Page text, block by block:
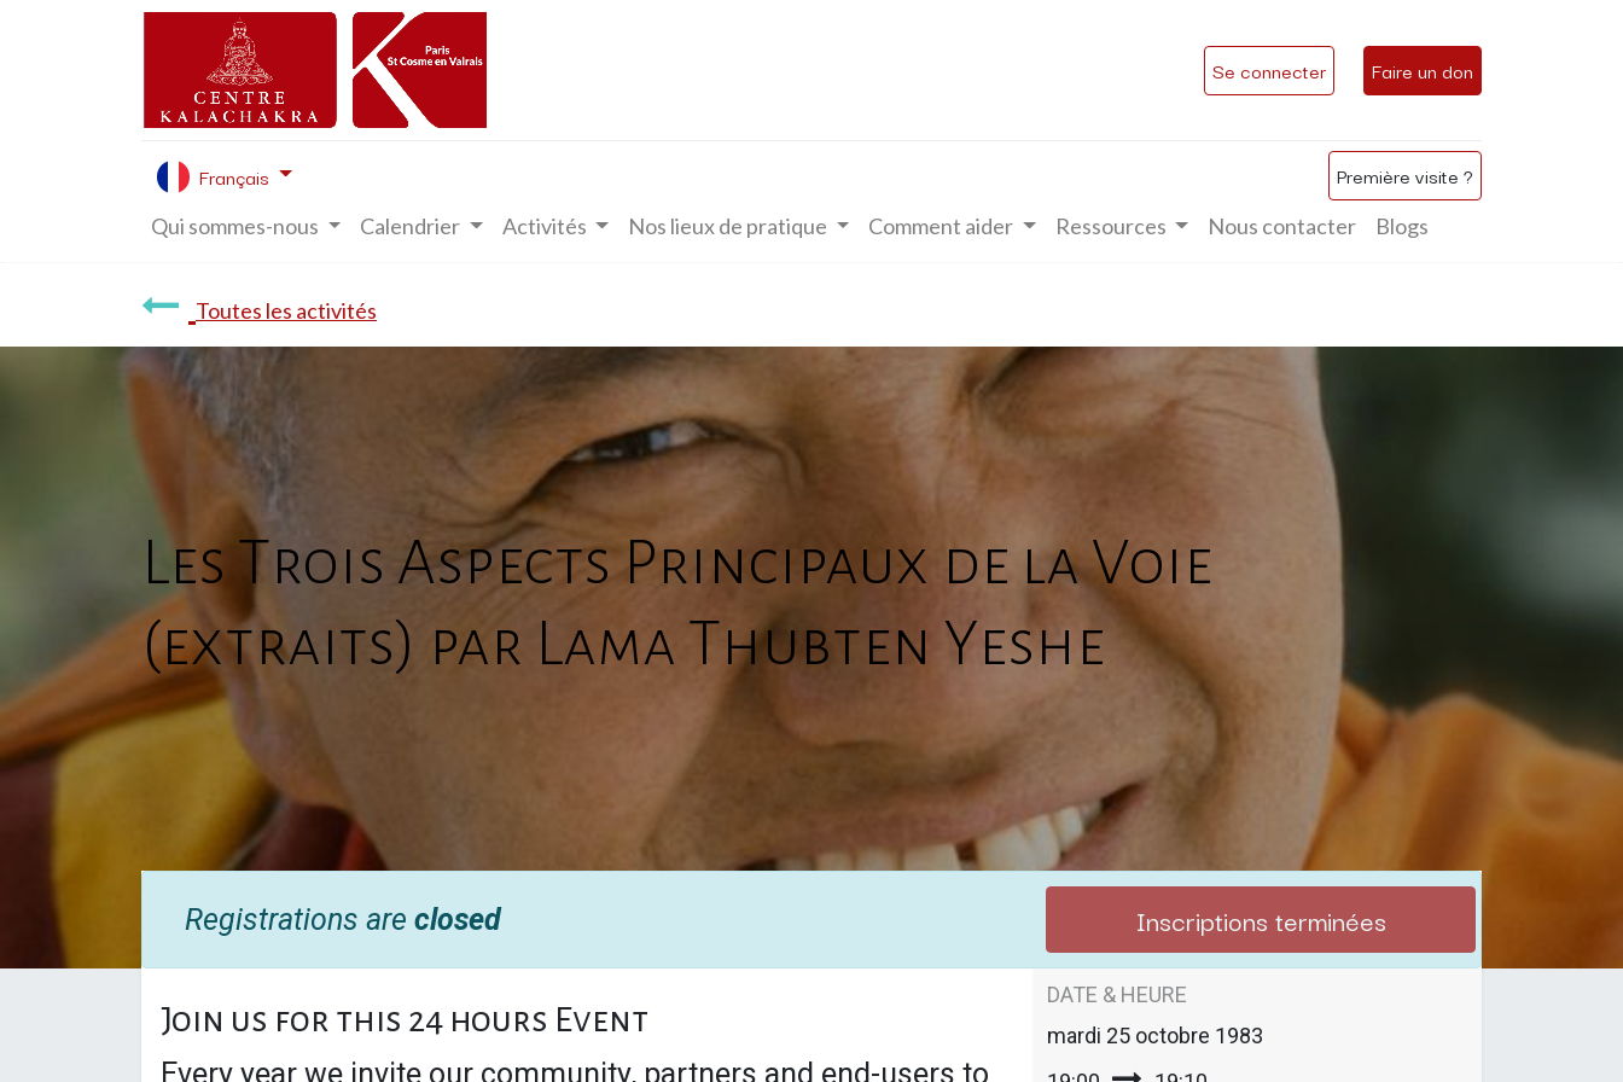
Se connecter Faire un don
Français Première visite ?
Qui sommes-nous Calendrier Activités Nos lieux de pratique Comment aider Ressources Nous contacter Blogs
Toutes les activités
Les Trois Aspects Principaux de la Voie
(extraits) par Lama Thubten Yeshe
Registrations are closed Inscriptions terminées
Join us for this 24 hours Event
Every year we invite our community, partners and end-users to
DATE & HEURE
mardi 25 octobre 1983